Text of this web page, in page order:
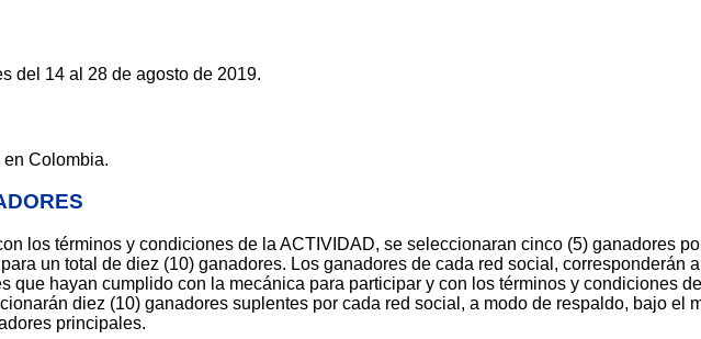
del 14 al 28 de agosto de 2019.
Colombia.
los términos y condiciones de la ACTIVIDAD, se seleccionaran cinco (5) ganadores
un total de diez (10) ganadores. Los ganadores de cada red social, corresponderán
que hayan cumplido con la mecánica para participar y con los términos y condiciones
diez (10) ganadores suplentes por cada red social, a modo de respaldo, bajo el
principales.